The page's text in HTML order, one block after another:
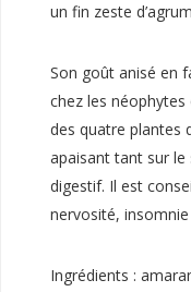
un fin zeste
Son goût anisé en
chez les néophytes
des quatre plantes
apaisant tant sur le
digestif. Il est
nervosité,
Ingrédients :